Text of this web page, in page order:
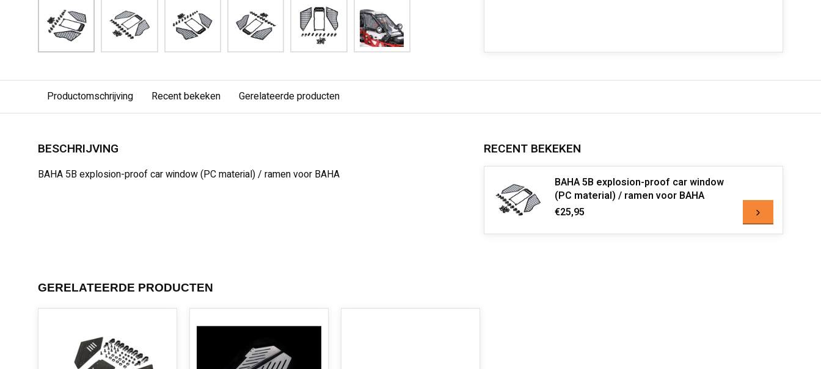
Productomschrijving Recent bekeken Gerelateerde producten
BESCHRIJVING
BAHA 5B explosion-proof car window (PC material) / ramen voor BAHA
RECENT BEKEKEN
BAHA 5B explosion-proof car window
(PC material) / ramen voor BAHA
€25,95
GERELATEERDE PRODUCTEN